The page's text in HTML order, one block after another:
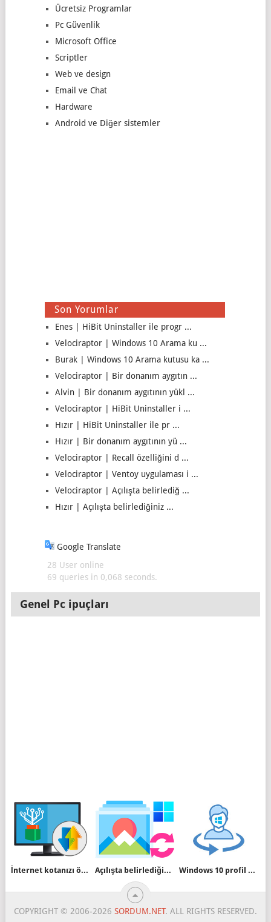
Ücretsiz Programlar
Pc Güvenlik
Microsoft Office
Scriptler
Web ve design
Email ve Chat
Hardware
Android ve Diğer sistemler
Son Yorumlar
Enes | HiBit Uninstaller ile progr ...
Velociraptor | Windows 10 Arama ku ...
Burak | Windows 10 Arama kutusu ka ...
Velociraptor | Bir donanım aygıtın ...
Alvin | Bir donanım aygıtının yükl ...
Velociraptor | HiBit Uninstaller i ...
Hızır | HiBit Uninstaller ile pr ...
Hızır | Bir donanım aygıtının yü ...
Velociraptor | Recall özelliğini d ...
Velociraptor | Ventoy uygulaması i ...
Velociraptor | Açılışta belirlediğ ...
Hızır | Açılışta belirlediğiniz ...
Google Translate
28 User online
69 queries in 0,068 seconds.
Genel Pc ipuçları
İnternet kotanızı ölçmeye yarayan birkaç yazılım Açılışta belirlediğiniz duvar kağıdı devreye girsin Windows 10 profil resmi nasıl değiştirilir
COPYRIGHT © 2006-2026 SORDUM.NET. ALL RIGHTS RESERVED.